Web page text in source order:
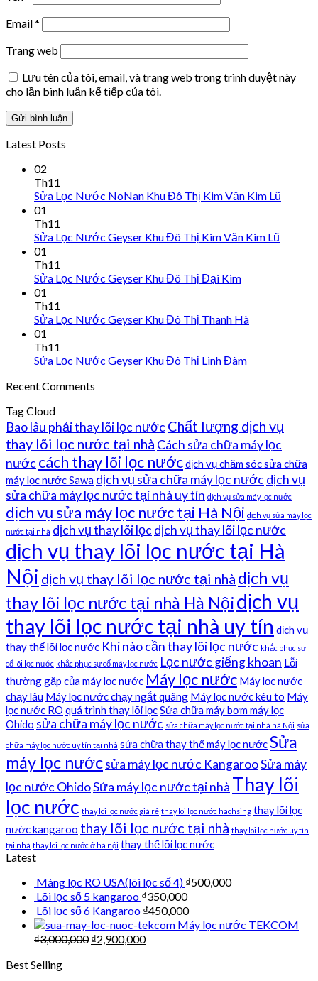
Email*
Trang web
Lưu tên của tôi, email, và trang web trong trình duyệt này
cho lần bình luận kế tiếp của tôi.
Latest Posts
02
Th11
Sửa Lọc Nước NoNan Khu Đô Thị Kim Văn Kim Lũ
01
Th11
Sửa Lọc Nước Geyser Khu Đô Thị Kim Văn Kim Lũ
01
Th11
Sửa Lọc Nước Geyser Khu Đô Thị Đại Kim
01
Th11
Sửa Lọc Nước Geyser Khu Đô Thị Thanh Hà
01
Th11
Sửa Lọc Nước Geyser Khu Đô Thị Linh Đàm
Recent Comments
Tag Cloud
Bao lâu phải thay lõi lọc nước Chất lượng dịch vụ
thay lõi lọc nước tại nhà Cách sửa chữa máy lọc
nước cách thay lõi lọc nướcdịch vụ chăm sóc sửa chữa
máy lọc nước Sawa dịch vụ sửa chữa máy lọc nước dịch vụ
sửa chữa máy lọc nước tại nhà uy tín dịch vụ sửa máy lọc nước
dịch vụ sửa máy lọc nước tại Hà Nội dịch vụ sửa máy lọc
nước tại nhà dịch vụ thay lõi lọc dịch vụ thay lõi lọc nước
dịch vụ thay lõi lọc nước tại Hà
Nội dịch vụ thay lõi lọc nước tại nhà dịch vụ
thay lõi lọc nước tại nhà Hà Nộidịch vụ
thay lõi lọc nước tại nhà uy tín dịch vụ
thay thế lõi lọc nước Khi nào cần thay lõi lọc nước khắc phục sự
cố lõi lọc nước khắc phục sự cố máy lọc nước Lọc nước giếng khoan Lỗi
thường gặp của máy lọc nước Máy lọc nước Máy lọc nước
chạy lâu Máy lọc nước chạy ngắt quãng Máy lọc nước kêu to Máy
lọc nước RO quá trình thay lõi lọcSửa chữa máy bơm máy lọc
Ohido sửa chữa máy lọc nước sửa chữa máy lọc nước tại nhà hà Nội sửa
chữa máy lọc nước uy tín tại nhà sửa chữa thay thế máy lọc nướcSửa
máy lọc nướcsửa máy lọc nước KangarooSửa máy
lọc nước OhidoSửa máy lọc nước tại nhà Thay lõi
lọc nước thay lõi lọc nước giá rẻ thay lõi lọc nước haohsing thay lõi lọc
nước kangaroo thay lõi lọc nước tại nhà thay lõi lọc nước uy tín
tại nhà thay lõi lọc nước ở hà nội thay thế lõi lọc nước
Latest
Màng lọc RO USA(lõi lọc số 4) ₫500,000
Lõi lọc số 5 kangaroo ₫350,000
Lõi lọc số 6 Kangaroo ₫450,000
Máy lọc nước TEKCOM
₫3,000,000 ₫2,900,000
Best Selling